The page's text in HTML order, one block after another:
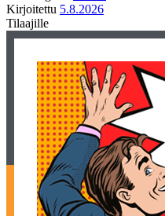
Kirjoitettu 5.8.2026
Tilaajille